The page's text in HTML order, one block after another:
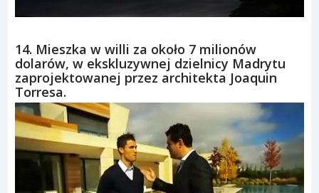
14. Mieszka w willi za około 7 milionów
dolarów, w ekskluzywnej dzielnicy Madrytu
zaprojektowanej przez architekta Joaquin
Torresa.